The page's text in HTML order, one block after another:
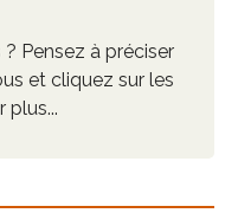
Pensez à préciser
et cliquez sur les
plus...